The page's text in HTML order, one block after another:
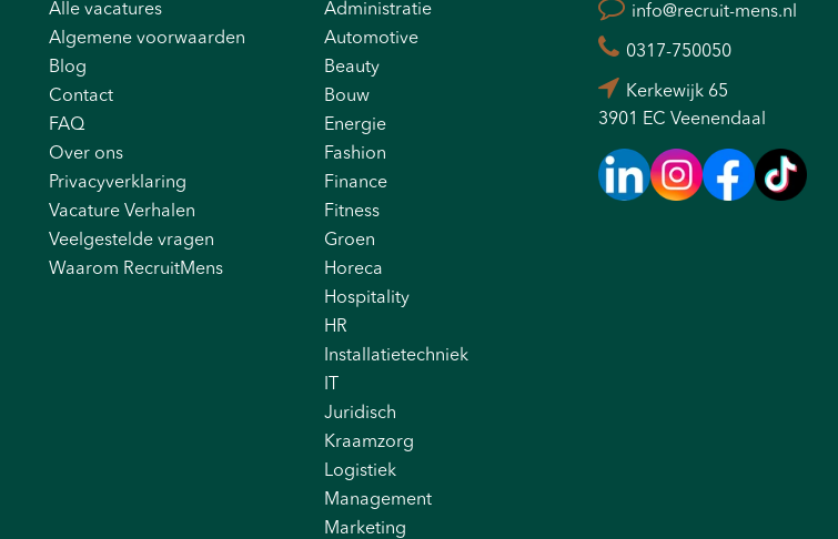
Alle vacatures
Algemene voorwaarden
Blog
Contact
FAQ
Over ons
Privacyverklaring
Vacature Verhalen
Veelgestelde vragen
Waarom RecruitMens
Administratie
Automotive
Beauty
Bouw
Energie
Fashion
Finance
Fitness
Groen
Horeca
Hospitality
HR
Installatietechniek
Juridisch
Kraamzorg
Logistiek
Management
Marketing
info@recruit-mens.nl
0317-750050
Kerkewijk 65
3901 EC Veenendaal